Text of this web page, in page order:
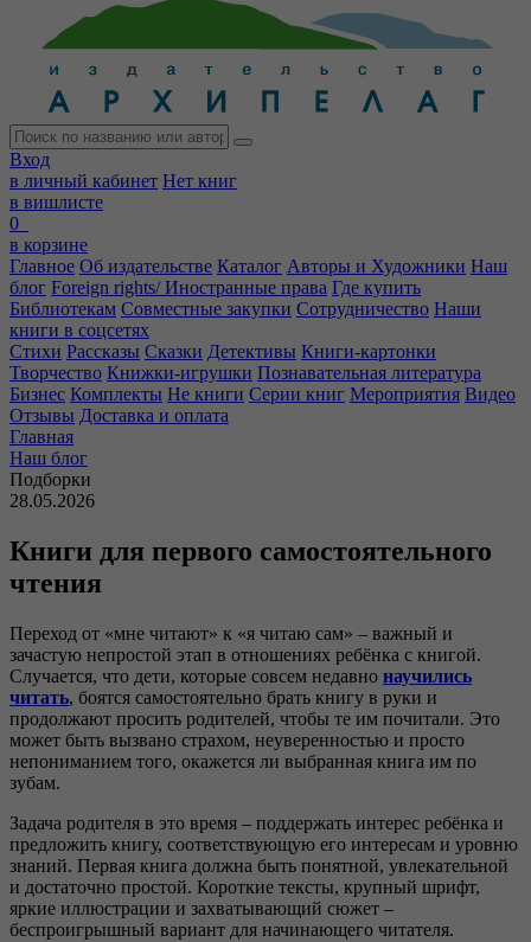
Вход
в личный кабинет Нет книг
в вишлисте
0
в корзине
Главное Об издательстве Каталог Авторы и Художники Наш
блог Foreign rights/ Иностранные права Где купить
Библиотекам Совместные закупки Сотрудничество Наши
книги в соцсетях
Стихи Рассказы Сказки Детективы Книги-картонки
Творчество Книжки-игрушки Познавательная литература
Бизнес Комплекты Не книги Серии книг Мероприятия Видео
Отзывы Доставка и оплата
Главная
Наш блог
Подборки
28.05.2026
Книги для первого самостоятельного
чтения
Переход от «мне читают» к «я читаю сам» – важный и
зачастую непростой этап в отношениях ребёнка с книгой.
Случается, что дети, которые совсем недавно научились
читать, боятся самостоятельно брать книгу в руки и
продолжают просить родителей, чтобы те им почитали. Это
может быть вызвано страхом, неуверенностью и просто
непониманием того, окажется ли выбранная книга им по
зубам.
Задача родителя в это время – поддержать интерес ребёнка и
предложить книгу, соответствующую его интересам и уровню
знаний. Первая книга должна быть понятной, увлекательной
и достаточно простой. Короткие тексты, крупный шрифт,
яркие иллюстрации и захватывающий сюжет –
беспроигрышный вариант для начинающего читателя.